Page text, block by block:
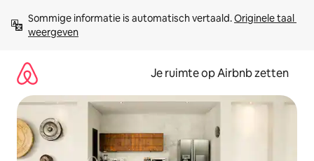
direct
naar
Sommige informatie is automatisch vertaald. Originele taal
weergeven
Je ruimte op Airbnb zetten